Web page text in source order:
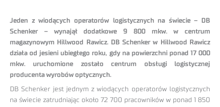
Jeden z wiodących operatorów logistycznych na świecie – DB
Schenker – wynajął dodatkowe 9 800 mkw. w centrum
magazynowym Hillwood Rawicz. DB Schenker w Hillwood Rawicz
działa od jesieni ubiegłego roku, gdy na powierzchni ponad 17 000
mkw. uruchomione zostało centrum obsługi logistycznej
producenta wyrobów optycznych.
DB Schenker jest jednym z wiodących operatorów logistycznych
na świecie zatrudniając około 72 700 pracowników w ponad 1 850